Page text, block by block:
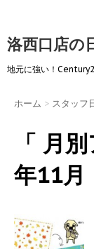
洛西口店の
地元に強い！
ホーム > スタッフ
「 月
年11月